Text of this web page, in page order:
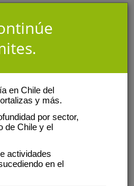
en Chile del
y más.
por sector,
de Chile y el
actividades
en el